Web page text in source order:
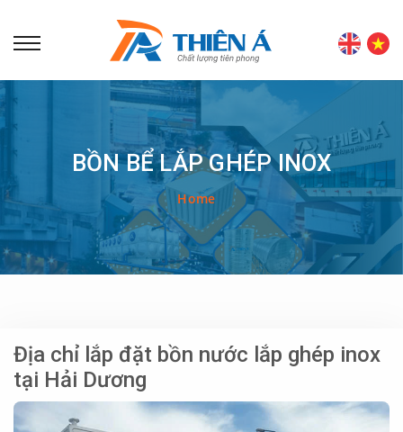
BỒN BỂ LẮP GHÉP INOX
Home
Địa chỉ lắp đặt bồn nước lắp ghép inox
tại Hải Dương